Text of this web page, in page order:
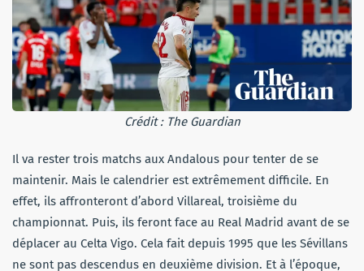
Crédit : The Guardian
Il va rester trois matchs aux Andalous pour tenter de se
maintenir. Mais le calendrier est extrêmement difficile. En
effet, ils affronteront d’abord Villareal, troisième du
championnat. Puis, ils feront face au Real Madrid avant de se
déplacer au Celta Vigo. Cela fait depuis 1995 que les Sévillans
ne sont pas descendus en deuxième division. Et à l’époque,